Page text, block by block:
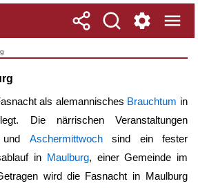
als alemannisches Brauchtum in
Die närrischen Veranstaltungen
und Aschermittwochsind ein fester
in Maulburg, einer Gemeinde im
wird die Fasnacht in Maulburg